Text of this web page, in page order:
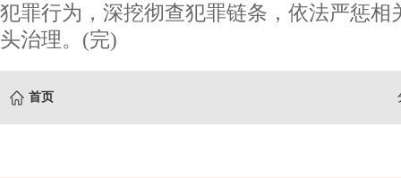
犯罪行为，深挖彻查犯罪链条，依法严惩相
头治理。(完)
首页